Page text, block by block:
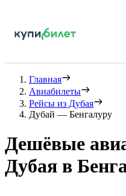
Главная
Авиабилеты
Рейсы из Дубая
Дубай — Бенгалуру
Дешёвые
Дубая в